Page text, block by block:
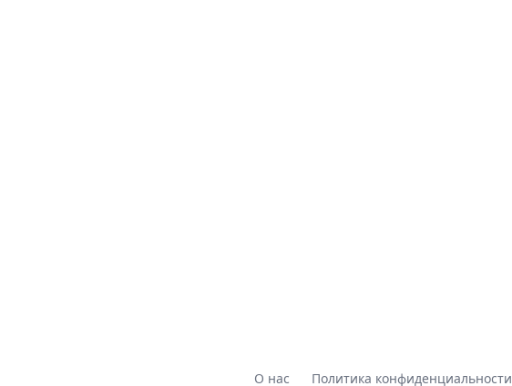
О нас Политика конфиденциальности